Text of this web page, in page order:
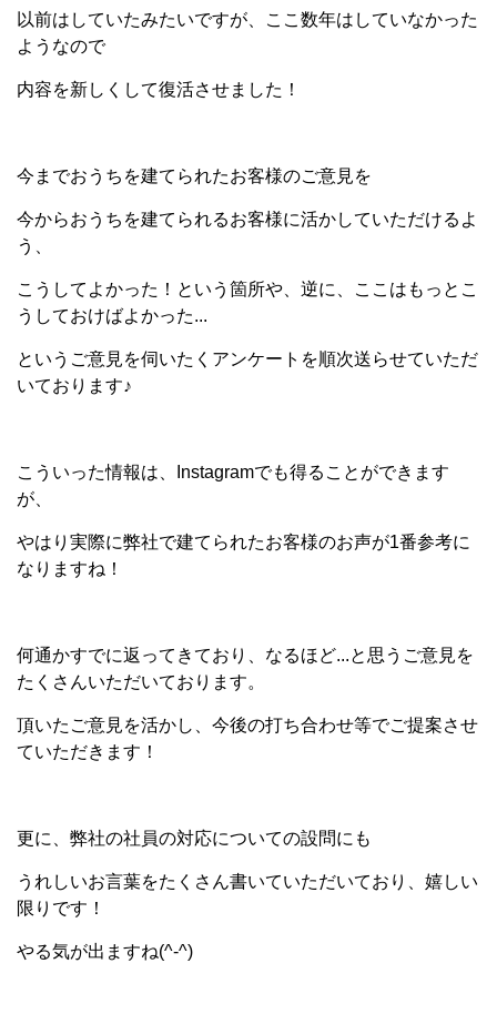
以前はしていたみたいですが、ここ数年はしていなかった
ようなので
内容を新しくして復活させました！
今までおうちを建てられたお客様のご意見を
今からおうちを建てられるお客様に活かしていただけるよ
う、
こうしてよかった！という箇所や、逆に、ここはもっとこ
うしておけばよかった...
というご意見を伺いたくアンケートを順次送らせていただ
いております♪
こういった情報は、Instagramでも得ることができます
が、
やはり実際に弊社で建てられたお客様のお声が1番参考に
なりますね！
何通かすでに返ってきており、なるほど...と思うご意見を
たくさんいただいております。
頂いたご意見を活かし、今後の打ち合わせ等でご提案させ
ていただきます！
更に、弊社の社員の対応についての設問にも
うれしいお言葉をたくさん書いていただいており、嬉しい
限りです！
やる気が出ますね(^-^)